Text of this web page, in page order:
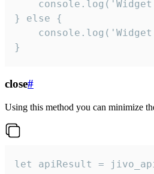
} else {
}
close#
Using this method you can minimize
let apiResult =